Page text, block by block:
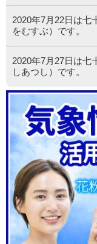
2020年7月22日は七
をむすぶ）です。
2020年7月27日は七
しあつし）です。